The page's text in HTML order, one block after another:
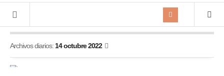
Archivos diarios: 14 octubre 2022